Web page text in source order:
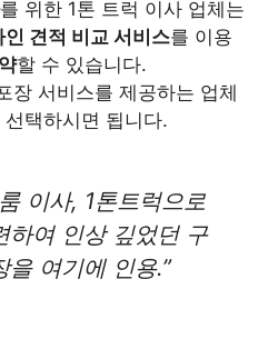
를 위한 1톤 트럭 이사 업체는
인 견적 비교 서비스를 이용
할 수 있습니다.
장 서비스를 제공하는 업체
택하시면 됩니다.
이사, 1톤트럭으로
하여 인상 깊었던 구
을 여기에 인용.”